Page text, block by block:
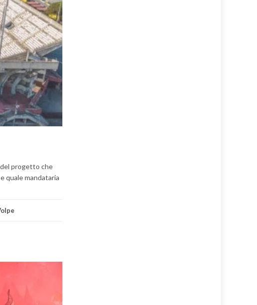
del progetto che
quale mandataria